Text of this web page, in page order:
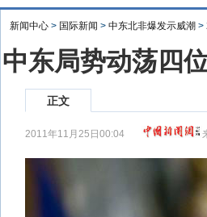
新闻中心 > 国际新闻 > 中东北非爆发示威潮 >
中东局势动荡四
正文
2011年11月25日00:04